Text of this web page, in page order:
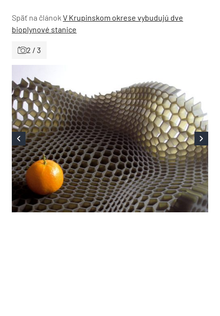
Späť na článok V Krupinskom okrese vybudujú dve
bioplynové stanice
2 / 3